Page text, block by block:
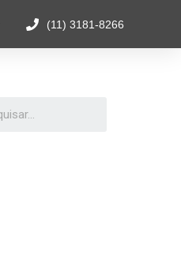
(11) 3181-8266